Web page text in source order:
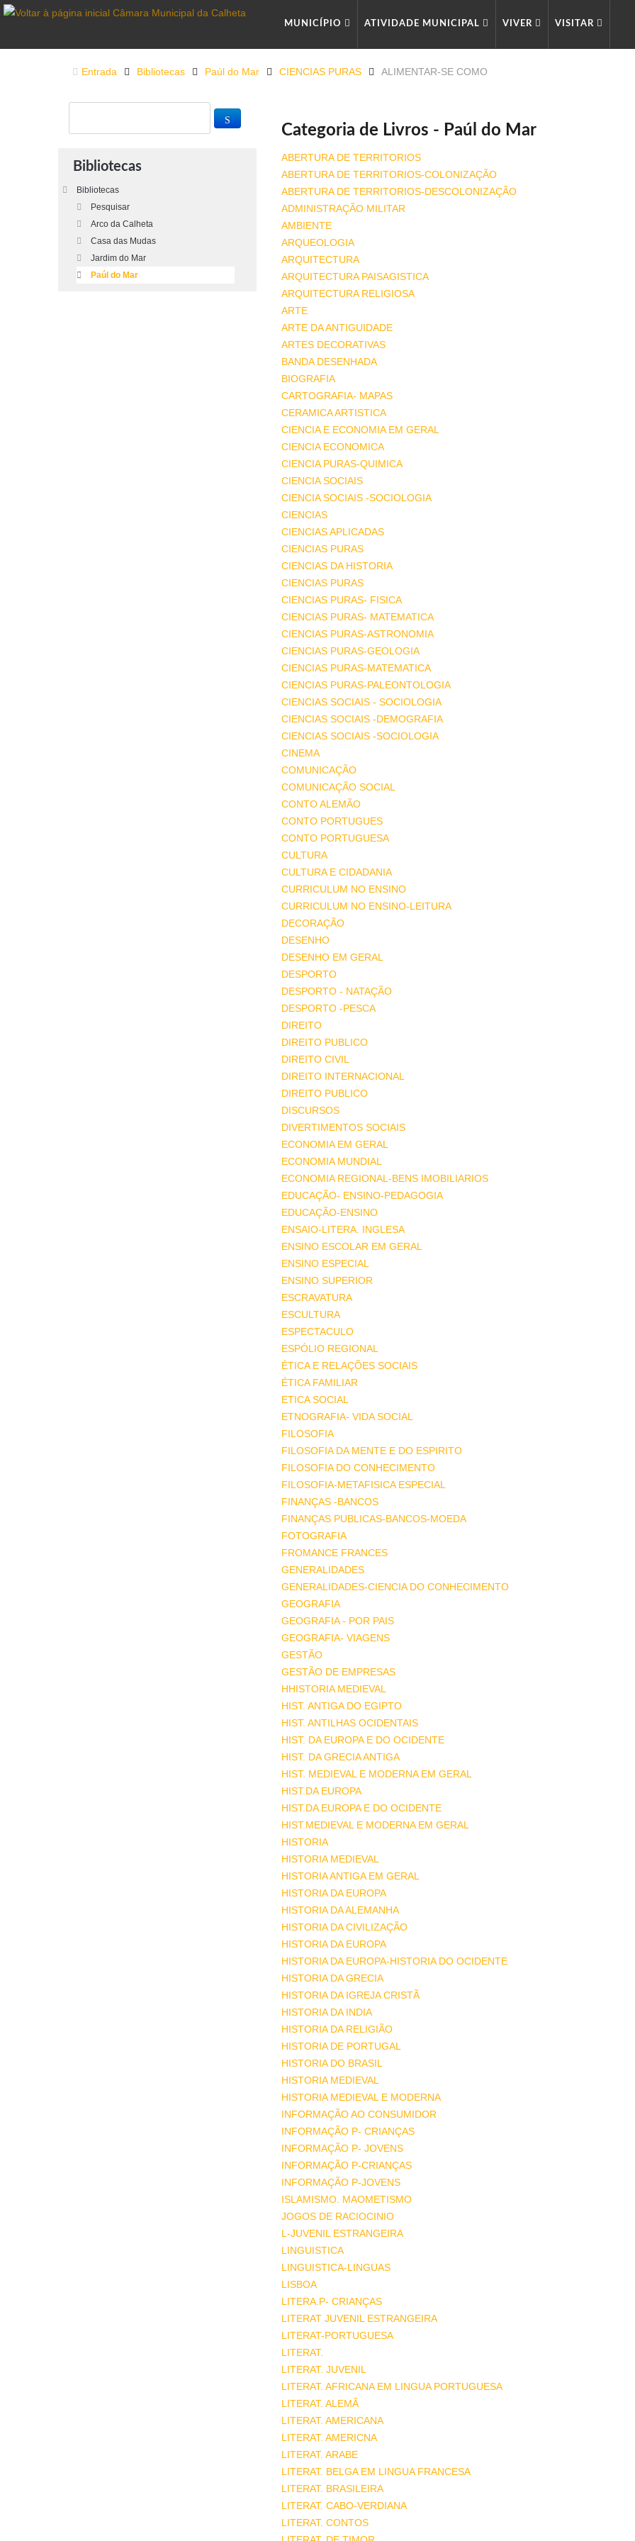
MUNICÍPIO ATIVIDADE MUNICIPAL VIVER VISITAR
Entrada Bibliotecas Paúl do Mar CIENCIAS PURAS ALIMENTAR-SE COMO
Categoria de Livros - Paúl do Mar
ABERTURA DE TERRITORIOS
ABERTURA DE TERRITORIOS-COLONIZAÇÃO
ABERTURA DE TERRITORIOS-DESCOLONIZAÇÃO
ADMINISTRAÇÃO MILITAR
AMBIENTE
ARQUEOLOGIA
ARQUITECTURA
ARQUITECTURA PAISAGISTICA
ARQUITECTURA RELIGIOSA
ARTE
ARTE DA ANTIGUIDADE
ARTES DECORATIVAS
BANDA DESENHADA
BIOGRAFIA
CARTOGRAFIA- MAPAS
CERAMICA ARTISTICA
CIENCIA E ECONOMIA EM GERAL
CIENCIA ECONOMICA
CIENCIA PURAS-QUIMICA
CIENCIA SOCIAIS
CIENCIA SOCIAIS -SOCIOLOGIA
CIENCIAS
CIENCIAS APLICADAS
CIENCIAS PURAS
CIENCIAS DA HISTORIA
CIENCIAS PURAS
CIENCIAS PURAS- FISICA
CIENCIAS PURAS- MATEMATICA
CIENCIAS PURAS-ASTRONOMIA
CIENCIAS PURAS-GEOLOGIA
CIENCIAS PURAS-MATEMATICA
CIENCIAS PURAS-PALEONTOLOGIA
CIENCIAS SOCIAIS - SOCIOLOGIA
CIENCIAS SOCIAIS -DEMOGRAFIA
CIENCIAS SOCIAIS -SOCIOLOGIA
CINEMA
COMUNICAÇÃO
COMUNICAÇÃO SOCIAL
CONTO ALEMÃO
CONTO PORTUGUES
CONTO PORTUGUESA
CULTURA
CULTURA E CIDADANIA
CURRICULUM NO ENSINO
CURRICULUM NO ENSINO-LEITURA
DECORAÇÃO
DESENHO
DESENHO EM GERAL
DESPORTO
DESPORTO - NATAÇÃO
DESPORTO -PESCA
DIREITO
DIREITO PUBLICO
DIREITO CIVIL
DIREITO INTERNACIONAL
DIREITO PUBLICO
DISCURSOS
DIVERTIMENTOS SOCIAIS
ECONOMIA EM GERAL
ECONOMIA MUNDIAL
ECONOMIA REGIONAL-BENS IMOBILIARIOS
EDUCAÇÃO- ENSINO-PEDAGOGIA
EDUCAÇÃO-ENSINO
ENSAIO-LITERA. INGLESA
ENSINO ESCOLAR EM GERAL
ENSINO ESPECIAL
ENSINO SUPERIOR
ESCRAVATURA
ESCULTURA
ESPECTACULO
ESPÓLIO REGIONAL
ÉTICA E RELAÇÕES SOCIAIS
ÉTICA FAMILIAR
ETICA SOCIAL
ETNOGRAFIA- VIDA SOCIAL
FILOSOFIA
FILOSOFIA DA MENTE E DO ESPIRITO
FILOSOFIA DO CONHECIMENTO
FILOSOFIA-METAFISICA ESPECIAL
FINANÇAS -BANCOS
FINANÇAS PUBLICAS-BANCOS-MOEDA
FOTOGRAFIA
FROMANCE FRANCES
GENERALIDADES
GENERALIDADES-CIENCIA DO CONHECIMENTO
GEOGRAFIA
GEOGRAFIA - POR PAIS
GEOGRAFIA- VIAGENS
GESTÃO
GESTÃO DE EMPRESAS
HHISTORIA MEDIEVAL
HIST. ANTIGA DO EGIPTO
HIST. ANTILHAS OCIDENTAIS
HIST. DA EUROPA E DO OCIDENTE
HIST. DA GRECIA ANTIGA
HIST. MEDIEVAL E MODERNA EM GERAL
HIST.DA EUROPA
HIST.DA EUROPA E DO OCIDENTE
HIST.MEDIEVAL E MODERNA EM GERAL
HISTORIA
HISTORIA MEDIEVAL
HISTORIA ANTIGA EM GERAL
HISTORIA DA EUROPA
HISTORIA DA ALEMANHA
HISTORIA DA CIVILIZAÇÃO
HISTORIA DA EUROPA
HISTORIA DA EUROPA-HISTORIA DO OCIDENTE
HISTORIA DA GRECIA
HISTORIA DA IGREJA CRISTÃ
HISTORIA DA INDIA
HISTORIA DA RELIGIÃO
HISTORIA DE PORTUGAL
HISTORIA DO BRASIL
HISTORIA MEDIEVAL
HISTORIA MEDIEVAL E MODERNA
INFORMAÇÃO AO CONSUMIDOR
INFORMAÇÃO P- CRIANÇAS
INFORMAÇÃO P- JOVENS
INFORMAÇÃO P-CRIANÇAS
INFORMAÇÃO P-JOVENS
ISLAMISMO. MAOMETISMO
JOGOS DE RACIOCINIO
L-JUVENIL ESTRANGEIRA
LINGUISTICA
LINGUISTICA-LINGUAS
LISBOA
LITERA.P- CRIANÇAS
LITERAT JUVENIL ESTRANGEIRA
LITERAT-PORTUGUESA
LITERAT.
LITERAT. JUVENIL
LITERAT. AFRICANA EM LINGUA PORTUGUESA
LITERAT. ALEMÃ
LITERAT. AMERICANA
LITERAT. AMERICNA
LITERAT. ARABE
LITERAT. BELGA EM LINGUA FRANCESA
LITERAT. BRASILEIRA
LITERAT. CABO-VERDIANA
LITERAT. CONTOS
Bibliotecas
Bibliotecas
Pesquisar
Arco da Calheta
Casa das Mudas
Jardim do Mar
Paúl do Mar